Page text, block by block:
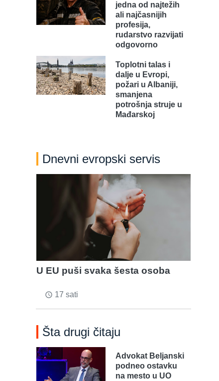
jedna od najtežih
ali najčasnijih
profesija,
rudarstvo razvijati
odgovorno
Toplotni talas i
dalje u Evropi,
požari u Albaniji,
smanjena
potrošnja struje u
Mađarskoj
Dnevni evropski servis
U EU puši svaka šesta osoba
access_time 17 sati
Šta drugi čitaju
Advokat Beljanski
podneo ostavku
na mesto u UO